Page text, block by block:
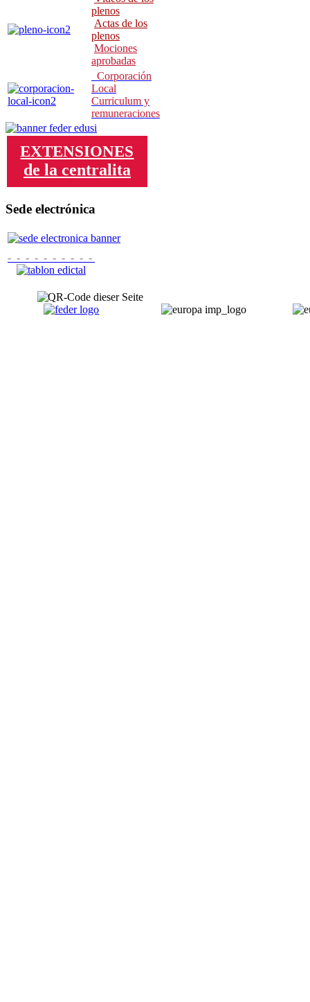
plenos
Actas de los
plenos
Mociones
aprobadas
Corporación
Local
Curriculum y
remuneraciones
EXTENSIONES
de la centralita
Sede electrónica
- - - - - - - - - -